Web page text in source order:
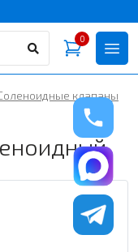
0
клапаны